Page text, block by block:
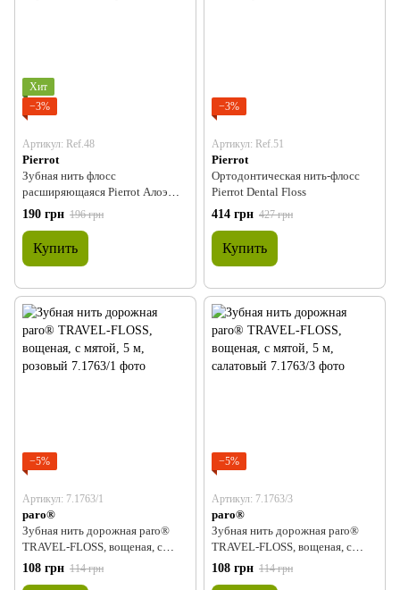
Хит
−3%
Артикул: Ref.48
Pierrot
Зубная нить флосс
расширяющаяся Pierrot Алоэ
Вера 30м
190 грн 196 грн
Купить
−3%
Артикул: Ref.51
Pierrot
Ортодонтическая нить-флосс
Pierrot Dental Floss
414 грн 427 грн
Купить
−5%
Артикул: 7.1763/1
paro®
Зубная нить дорожная paro®
TRAVEL-FLOSS, вощеная, с
мятой, 5 м, розовый
108 грн 114 грн
−5%
Артикул: 7.1763/3
paro®
Зубная нить дорожная paro®
TRAVEL-FLOSS, вощеная, с
мятой, 5 м, салатовый
108 грн 114 грн